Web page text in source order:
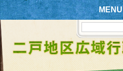
MENU
新着情報